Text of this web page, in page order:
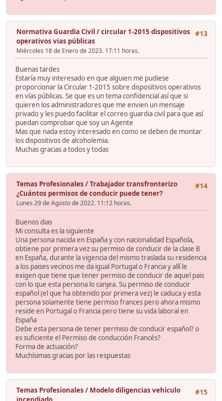
#13
Normativa Guardia Civil /circular 1-2015 dispositivos
operativos vias públicas
Miércoles 18 de Enero de 2023. 17:11 horas.
Buenas tardes
Estaría muy interesado en que alguien me pudiese
proporcionar la Circular 1-2015 sobre dispositivos operativos
en vías públicas. Se que es un tema confidencial así que si
quieren los administradores que me envien un mensaje
privado y les puedo facilitar el correo guardia civil para que así
puedan comprobar que soy un Agente
Mas que nada estoy interesado en como se deben de montar
los dispositivos de alcoholemia.
Muchas gracias a todos y todas
#14
Temas Profesionales /Trabajador transfronterizo
¿Cuántos permisos de conducir puede tener?
Lunes 29 de Agosto de 2022. 11:12 horas.
Buenos dias
Mi consulta es la siguiente
Una persona nacida en España y con nacionalidad Española,
obtiene por primera vez su permiso de conducir de la clase B
en España, durante la vigencia del mismo traslada su residencia
a los paises vecinos me da igual Portugal o Francia y allí le
exigen que tiene que tener permiso de conducir de aquel pais
con lo que esta persona lo canjea. Su permiso de conducir
español (el que ha obtenido por primera vez) le caduca y esta
persona solamente tiene permiso frances pero ahora mismo
reside en Portugal o Francia pero tiene su vida laboral en
España
Debe esta persona de tener permiso de conducir español? o
es suficiente el Permiso de conducción Francés?
Forma de actuación?
Muchísimas gracias por las respuestas
#15
Temas Profesionales / Modelo diligencias vehículo